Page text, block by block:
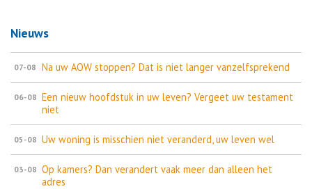
Nieuws
07-08 Na uw AOW stoppen? Dat is niet langer vanzelfsprekend
06-08 Een nieuw hoofdstuk in uw leven? Vergeet uw testament
niet
05-08 Uw woning is misschien niet veranderd, uw leven wel
03-08 Op kamers? Dan verandert vaak meer dan alleen het
adres